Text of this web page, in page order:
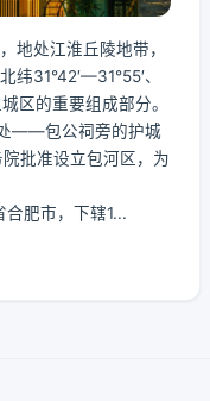
地处江淮丘陵地带，
31°42′—31°55′、
区的重要组成部分。
——包公祠旁的护城
批准设立包河区，为
肥市，下辖1...